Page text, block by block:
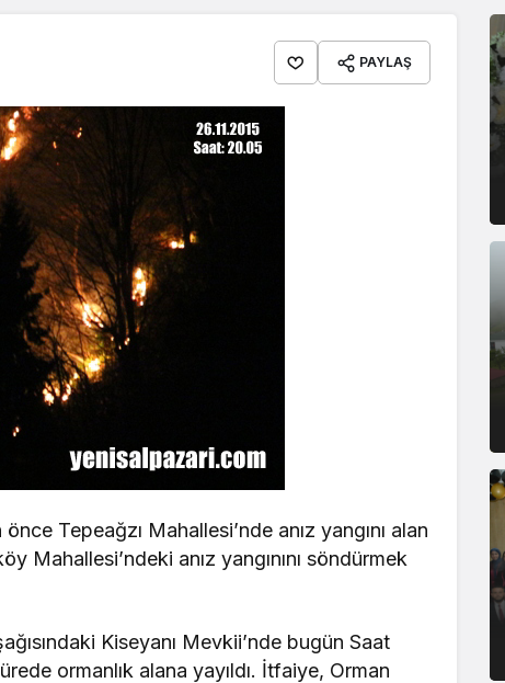
PAYLAŞ
Tepeağzı Mahallesi’nde anız yangını alan
Mahallesi’ndeki anız yangınını söndürmek
Kiseyanı Mevkii’nde bugün Saat
ormanlık alana yayıldı. İtfaiye, Orman